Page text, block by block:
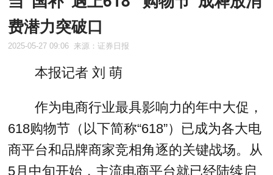
费潜力突破口
2025-05-27 09:06 来源：证券日报
本报记者 刘 萌
作为电商行业最具影响力的年中大促，
618购物节（以下简称“618”）已成为各大电
商平台和品牌商家竞相角逐的关键战场。从
5月中旬开始，主流电商平台就已经陆续启